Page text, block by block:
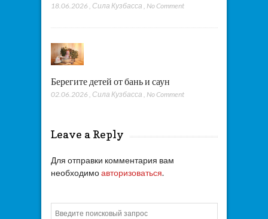
18.06.2026 , Сила Кузбасса , No Comment
Берегите детей от бань и саун
02.06.2026 Сила Кузбасса No Comment
Leave a Reply
Для отправки комментария вам
необходимоавторизоваться.